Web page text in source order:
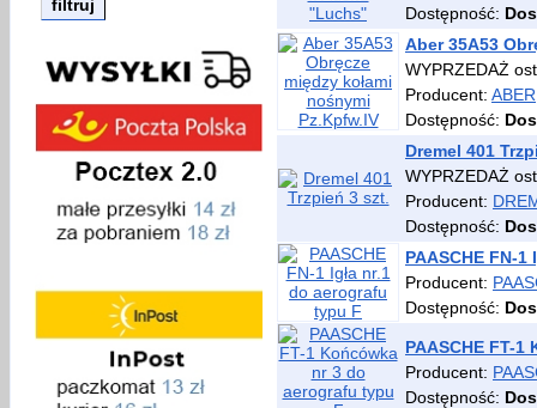
Dostępność:
Aber 35A53
WYPRZEDAŻ
Producent: ABER
Dostępność:
Dremel 401
WYPRZEDAŻ
Producent:
Dostępność:
PAASCHE FN-
Producent:
Dostępność:
PAASCHE FT-
Producent:
Dostępność: